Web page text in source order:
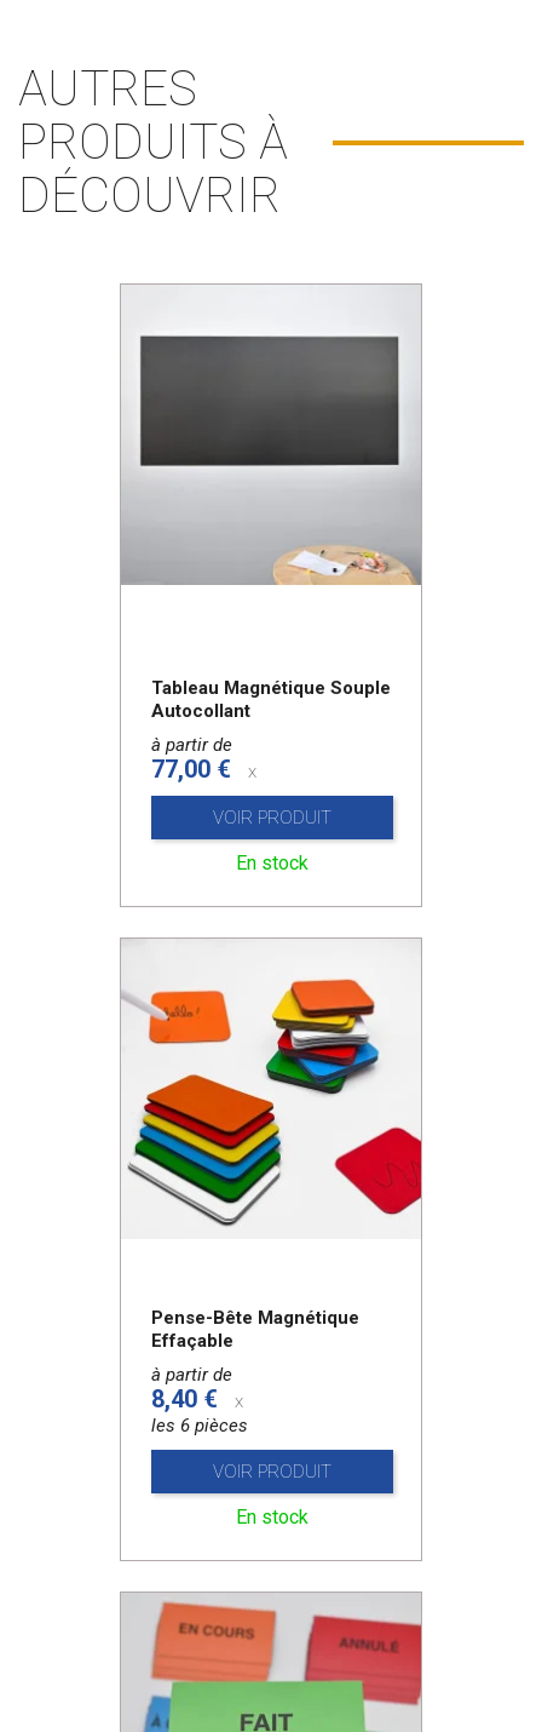
AUTRES
PRODUITS À
DÉCOUVRIR
Tableau Magnétique Souple
Autocollant
à partir de
77,00 € x
VOIR PRODUIT
En stock
Pense-Bête Magnétique
Effaçable
à partir de
8,40 €
x
les 6 pièces
VOIR PRODUIT
En stock